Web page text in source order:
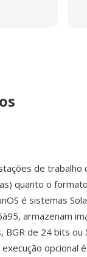
de trabalho
quanto o
é sistemas
armazenam
de 24 bits ou
opcional